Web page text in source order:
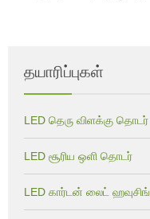
தயாரிப்புகள்
LED தெரு விளக்கு தொடர்
LED சூரிய ஒளி தொடர்
LED கார்டன் லைட் ஹவுசிங்